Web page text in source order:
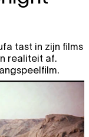
tast in zijn films
realiteit af.